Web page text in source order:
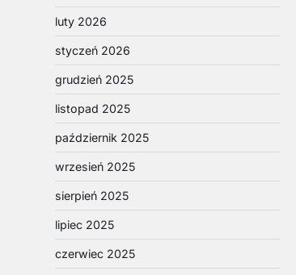
luty 2026
styczeń 2026
grudzień 2025
listopad 2025
październik 2025
wrzesień 2025
sierpień 2025
lipiec 2025
czerwiec 2025